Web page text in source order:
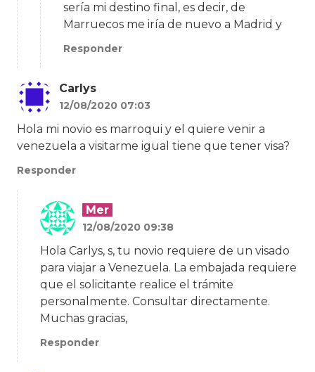
sería mi destino final, es decir, de
Marruecos me iría de nuevo a Madrid y
Responder
Carlys
12/08/2020 07:03
Hola mi novio es marroqui y el quiere venir a
venezuela a visitarme igual tiene que tener visa?
Responder
Mer
12/08/2020 09:38
Hola Carlys, s, tu novio requiere de un visado
para viajar a Venezuela. La embajada requiere
que el solicitante realice el trámite
personalmente. Consultar directamente.
Muchas gracias,
Responder